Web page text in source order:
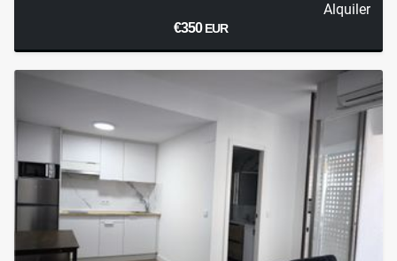
Alquiler
€350EUR